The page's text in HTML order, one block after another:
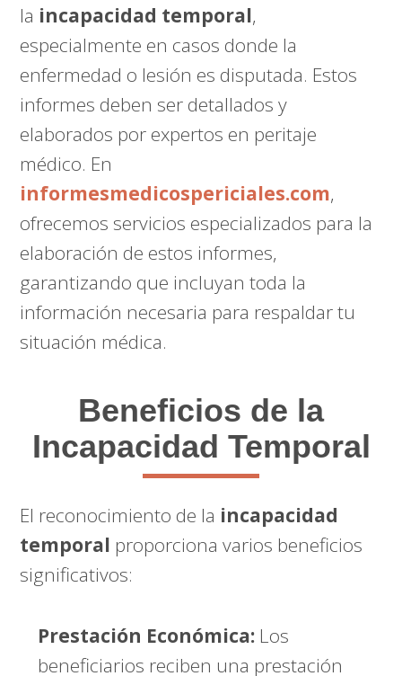
la incapacidad temporal,
especialmente en casos donde la
enfermedad o lesión es disputada. Estos
informes deben ser detallados y
elaborados por expertos en peritaje
médico. En
informesmedicospericiales.com,
ofrecemos servicios especializados para la
elaboración de estos informes,
garantizando que incluyan toda la
información necesaria para respaldar tu
situación médica.
Beneficios de la
Incapacidad Temporal
El reconocimiento de la incapacidad
temporal proporciona varios beneficios
significativos:
Prestación Económica: Los
beneficiarios reciben una prestación